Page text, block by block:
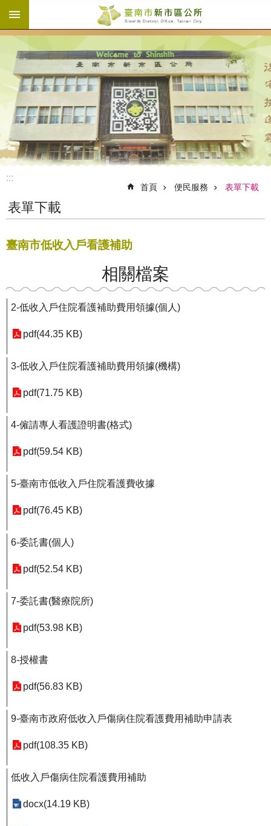
跳到主要內容區塊
:::
首頁 便民服務 表單下載
表單下載
臺南市低收入戶看護補助
相關檔案
2-低收入戶住院看護補助費用領據(個人)
pdf(44.35 KB)
3-低收入戶住院看護補助費用領據(機構)
pdf(71.75 KB)
4-僱請專人看護證明書(格式)
pdf(59.54 KB)
5-臺南市低收入戶住院看護費收據
pdf(76.45 KB)
6-委託書(個人)
pdf(52.54 KB)
7-委託書(醫療院所)
pdf(53.98 KB)
8-授權書
pdf(56.83 KB)
9-臺南市政府低收入戶傷病住院看護費用補助申請表
pdf(108.35 KB)
低收入戶傷病住院看護費用補助
docx(14.19 KB)